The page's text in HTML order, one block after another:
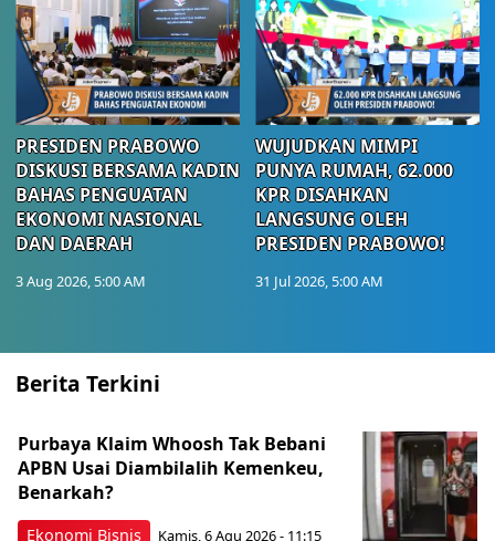
PRESIDEN PRABOWO
DISKUSI BERSAMA KADIN
BAHAS PENGUATAN
EKONOMI NASIONAL
DAN DAERAH
3 Aug 2026, 5:00 AM
WUJUDKAN MIMPI
PUNYA RUMAH, 62.000
KPR DISAHKAN
LANGSUNG OLEH
PRESIDEN PRABOWO!
31 Jul 2026, 5:00 AM
Berita Terkini
Ekonomi Bisnis
Purbaya Klaim Whoosh Tak Bebani
APBN Usai Diambilalih Kemenkeu,
Benarkah?
Kamis, 6 Agu 2026 - 11:15